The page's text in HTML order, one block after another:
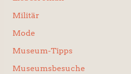
Militär
Mode
Museum-Tipps
Museumsbesuche